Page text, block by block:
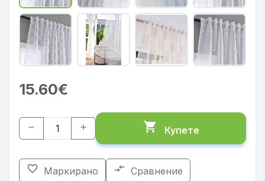
15.60€
remove add shopping_cart Купете
favorite_border Маркирано compare_arrows Сравнение